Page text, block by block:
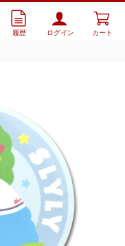
履歴 ログイン カート